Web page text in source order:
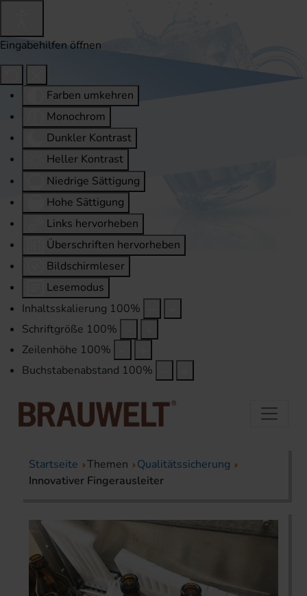
Eingabehilfen öffnen
Farben umkehren
Monochrom
Dunkler Kontrast
Heller Kontrast
Niedrige Sättigung
Hohe Sättigung
Links hervorheben
Überschriften hervorheben
Bildschirmleser
Lesemodus
Inhaltsskalierung 100%
Schriftgröße 100%
Zeilenhöhe 100%
Buchstabenabstand 100%
Startseite Themen
Qualitätssicherung
Innovativer Fingerausleiter